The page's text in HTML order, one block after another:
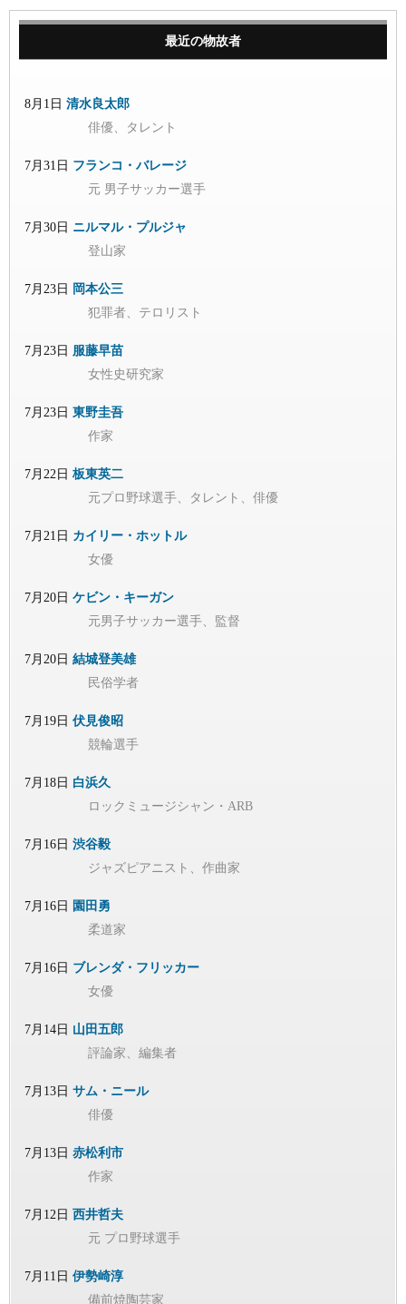
最近の物故者
8月1日 清水良太郎
俳優、タレント
7月31日 フランコ・バレージ
元 男子サッカー選手
7月30日 ニルマル・プルジャ
登山家
7月23日 岡本公三
犯罪者、テロリスト
7月23日 服藤早苗
女性史研究家
7月23日 東野圭吾
作家
7月22日 板東英二
元プロ野球選手、タレント、俳優
7月21日 カイリー・ホットル
女優
7月20日 ケビン・キーガン
元男子サッカー選手、監督
7月20日 結城登美雄
民俗学者
7月19日 伏見俊昭
競輪選手
7月18日 白浜久
ロックミュージシャン・ARB
7月16日 渋谷毅
ジャズピアニスト、作曲家
7月16日 園田勇
柔道家
7月16日 ブレンダ・フリッカー
女優
7月14日 山田五郎
評論家、編集者
7月13日 サム・ニール
俳優
7月13日 赤松利市
作家
7月12日 西井哲夫
元 プロ野球選手
7月11日 伊勢崎淳
備前焼陶芸家